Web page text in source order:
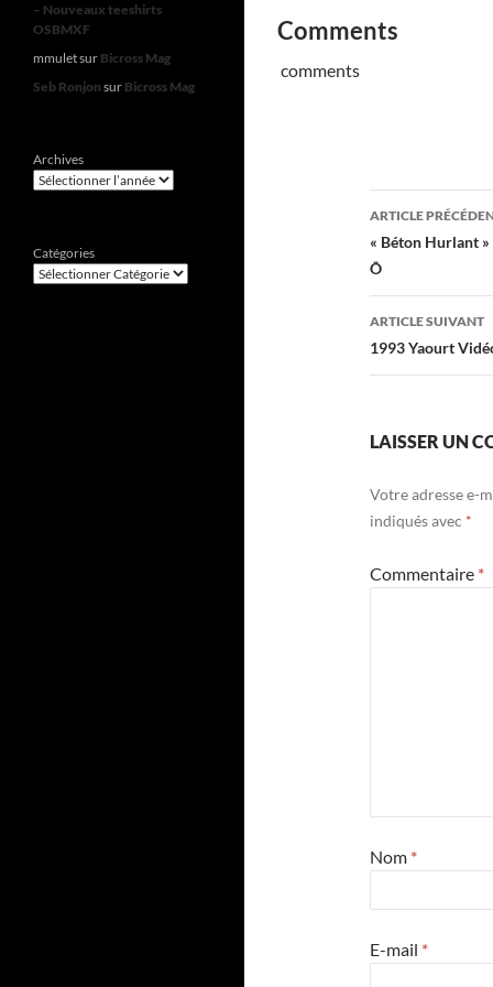
Comments
comments
des
articles
ARTICLE
« Béton Hurlant »
Ô
ARTICLE SUIVANT
1993 Yaourt
LAISSER UN
Votre adresse e-
indiqués avec *
Commentaire *
Nom *
E-mail *
– Nouveaux teeshirts
OSBMXF
mmuletsur Bicross Mag
Seb Ronjon sur Bicross Mag
Archives
Catégories